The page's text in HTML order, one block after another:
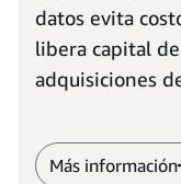
datos evita
libera capital
adquisiciones
Más información